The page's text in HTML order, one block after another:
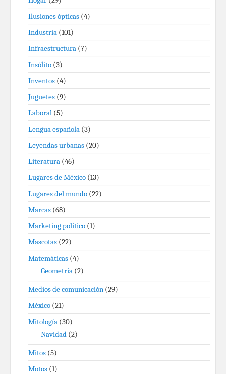
Ilusiones ópticas (4)
Industria (101)
Infraestructura (7)
Insólito (3)
Inventos (4)
Juguetes (9)
Laboral (5)
Lengua española (3)
Leyendas urbanas (20)
Literatura (46)
Lugares de México (13)
Lugares del mundo (22)
Marcas (68)
Marketing político (1)
Mascotas (22)
Matemáticas (4)
Geometría (2)
Medios de comunicación (29)
México (21)
Mitología (30)
Navidad (2)
Mitos (5)
Motos (1)